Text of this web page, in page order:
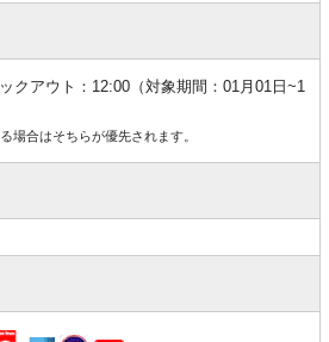
クアウト：12:00（対象期間：01月01日~1
場合はそちらが優先されます。